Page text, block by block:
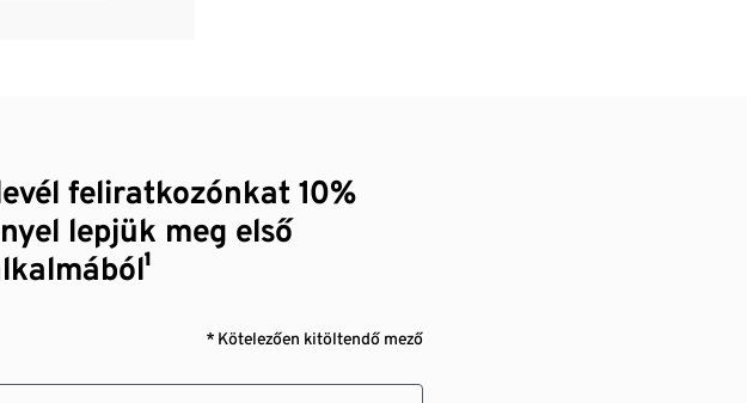
feliratkozónkat 10%
lepjük meg első
* Kötelezően kitöltendő mező